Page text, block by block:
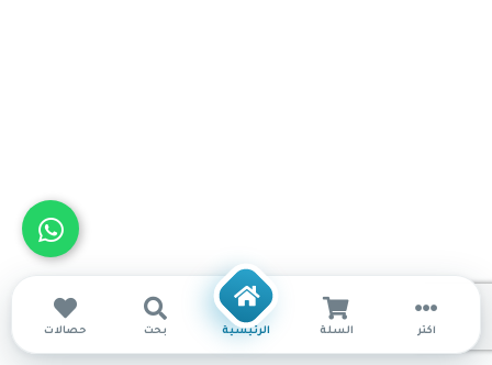
حصالات بحث الرئيسية السلة أكثر